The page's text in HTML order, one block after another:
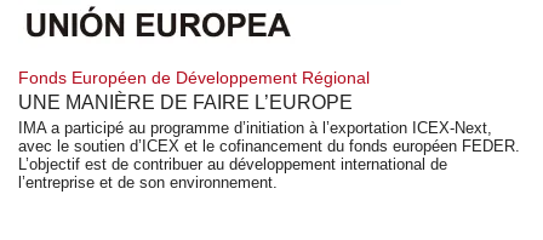
Fonds Européen de Développement Régional
UNE MANIÈRE DE FAIRE L’EUROPE
IMA a participé au programme d’initiation à l’exportation ICEX-Next,
avec le soutien d’ICEX et le cofinancement du fonds européen FEDER.
L’objectif est de contribuer au développement international de
l’entreprise et de son environnement.